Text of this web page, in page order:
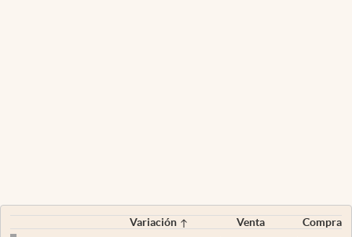
Variación Venta
Compra